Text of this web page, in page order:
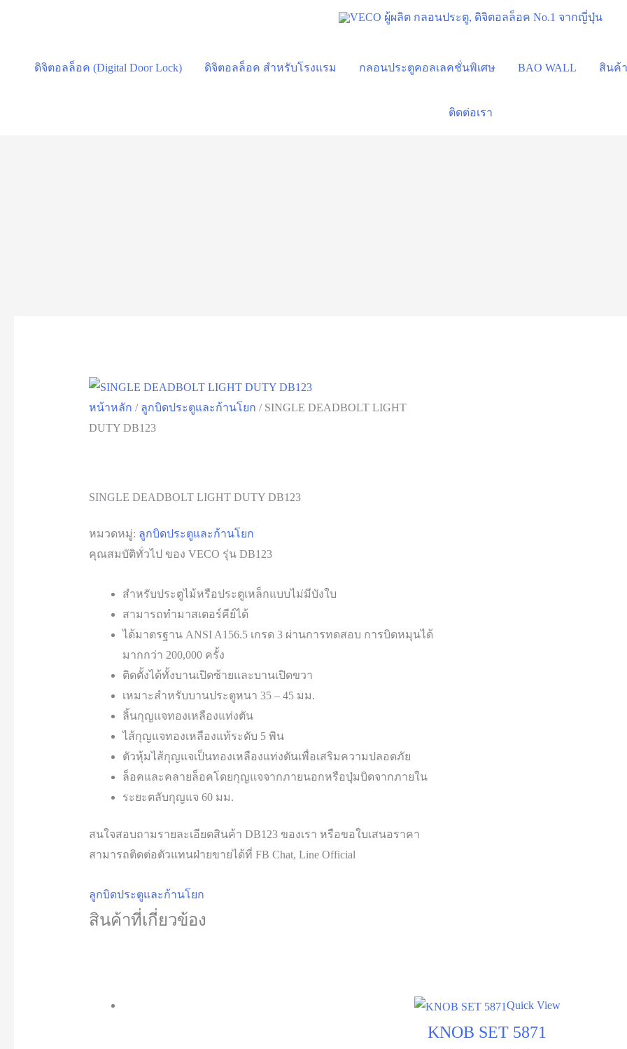
ดิจิตอลล็อค (Digital Door Lock)
ดิจิตอลล็อค สำหรับโรงแรม กลอนประตูคอลเลคชั่นพิเศษ BAO WALL สินค้
ติดต่อเรา
หน้าหลัก / ลูกบิดประตูและก้านโยก / SINGLE DEADBOLT LIGHT
DUTY DB123
SINGLE DEADBOLT LIGHT DUTY DB123
หมวดหมู่: ลูกบิดประตูและก้านโยก
คุณสมบัติทั่วไป ของ VECO รุ่น DB123
สำหรับประตูไม้หรือประตูเหล็กแบบไม่มีบังใบ
สามารถทำมาสเตอร์คีย์ได้
ได้มาตรฐาน ANSI A156.5 เกรด 3 ผ่านการทดสอบ การบิดหมุนได้
มากกว่า 200,000 ครั้ง
ติดตั้งได้ทั้งบานเปิดซ้ายและบานเปิดขวา
เหมาะสำหรับบานประตูหนา 35 – 45 มม.
ลิ้นกุญแจทองเหลืองแท่งตัน
ไส้กุญแจทองเหลืองแท้ระดับ 5 พิน
ตัวหุ้มไส้กุญแจเป็นทองเหลืองแท่งตันเพื่อเสริมความปลอดภัย
ล็อคและคลายล็อคโดยกุญแจจากภายนอกหรือปุ่มบิดจากภายใน
ระยะตลับกุญแจ 60 มม.
สนใจสอบถามรายละเอียดสินค้า DB123 ของเรา หรือขอใบเสนอราคา
สามารถติดต่อตัวแทนฝ่ายขายได้ที่ FB Chat, Line Official
ลูกบิดประตูและก้านโยก
สินค้าที่เกี่ยวข้อง
Quick View
KNOB SET 5871